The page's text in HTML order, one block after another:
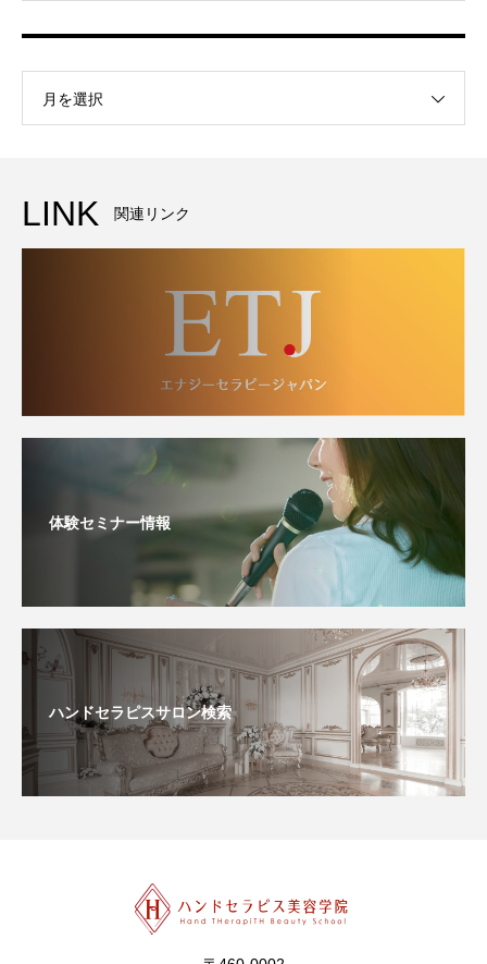
月を選択
LINK 関連リンク
体験セミナー情報
ハンドセラピスサロン検索